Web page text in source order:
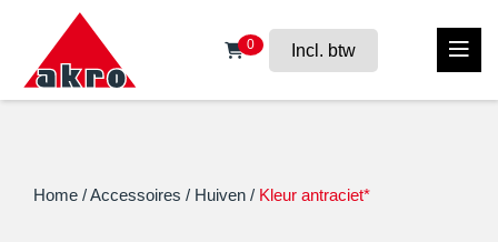
0 Incl. btw
Home /Accessoires / Huiven / Kleur antraciet*